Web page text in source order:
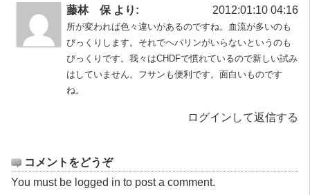
藤林 保 より: 2012:01:10 04:16
所が変われば色々違いがあるのですね。血流が多いのも
びっくりします。それでヘパリンがいらないというのも
びっくりです。我々はCHDFで慣れているので新しい試み
はしていません。フサンも便利です。面白いものです
ね。
ログインして返信する
コメントをどうぞ
You must be logged in to post a comment.